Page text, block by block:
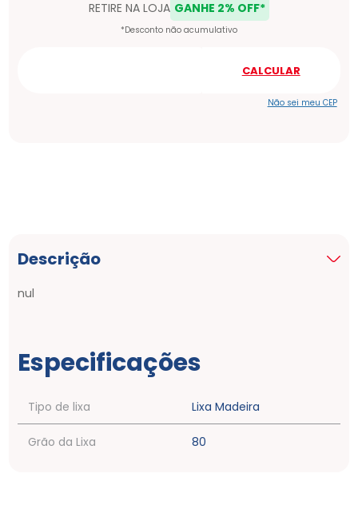
Não sei meu CEP
Descrição
nul
Especificações
Tipo de lixa Lixa Madeira
Grão da Lixa 80